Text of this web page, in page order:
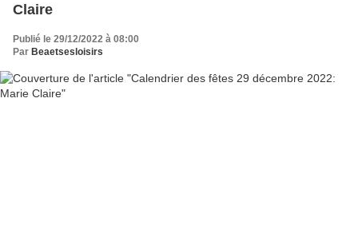
Claire
Publié le 29/12/2022 à 08:00
Par Beaetsesloisirs